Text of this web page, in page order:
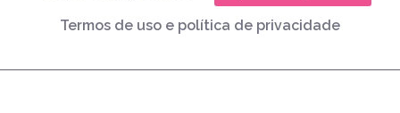
Termos de uso e política de privacidade